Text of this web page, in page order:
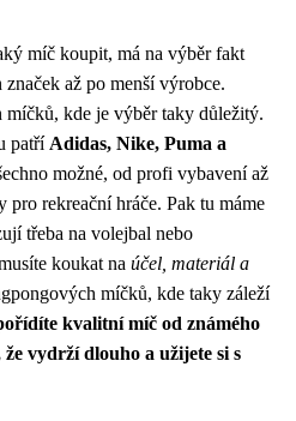
míč koupit, má na výběr fakt
až po menší výrobce.
míčků, kde je výběr taky důležitý.
patří Adidas, Nike, Puma a
možné, od profi vybavení až
rekreační hráče. Pak tu máme
třeba na volejbal nebo
koukat na účel, materiál a
míčků, kde taky záleží
kvalitní míč od známého
vydrží dlouho a užijete si s